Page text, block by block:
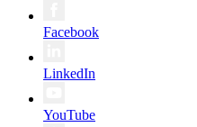
Facebook
LinkedIn
YouTube